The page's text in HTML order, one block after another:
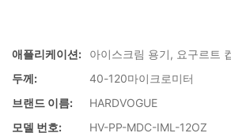
애플리케이션:
아이스크림 용기, 요구르트
두께:
40-120마이크로미터
브랜드 이름:
HARDVOGUE
모델 번호:
HV-PP-MDC-IML-12OZ